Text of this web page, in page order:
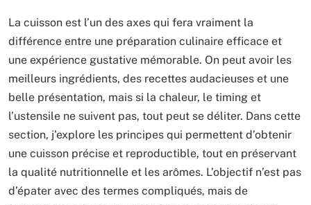
La cuisson est l’un des axes qui fera vraiment la
différence entre une préparation culinaire efficace et
une expérience gustative mémorable. On peut avoir les
meilleurs ingrédients, des recettes audacieuses et une
belle présentation, mais si la chaleur, le timing et
l’ustensile ne suivent pas, tout peut se déliter. Dans cette
section, j’explore les principes qui permettent d’obtenir
une cuisson précise et reproductible, tout en préservant
la qualité nutritionnelle et les arômes. L’objectif n’est pas
d’épater avec des termes compliqués, mais de